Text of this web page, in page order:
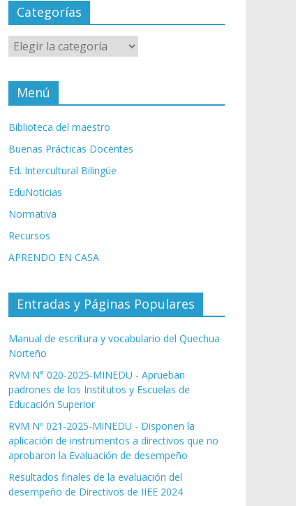
Categorías
Categorías
Menú
Biblioteca del maestro
Buenas Prácticas Docentes
Ed. Intercultural Bilingüe
EduNoticias
Normativa
Recursos
APRENDO EN CASA
Entradas y Páginas Populares
Manual de escritura y vocabulario del Quechua
Norteño
RVM N° 020-2025-MINEDU - Aprueban
padrones de los Institutos y Escuelas de
Educación Superior
RVM Nº 021-2025-MINEDU - Disponen la
aplicación de instrumentos a directivos que no
aprobaron la Evaluación de desempeño
Resultados finales de la evaluación del
desempeño de Directivos de IIEE 2024